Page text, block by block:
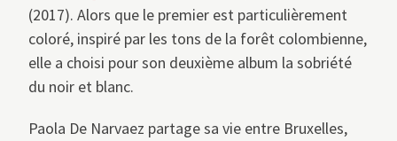
(2017). Alors que le premier est particulièrement
coloré, inspiré par les tons de la forêt colombienne,
elle a choisi pour son deuxième album la sobriété
du noir et blanc.
Paola De Narvaez partage sa vie entre Bruxelles,